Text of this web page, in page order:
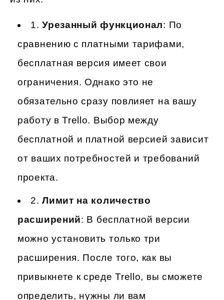
1.Урезанный функционал: По
сравнению с платными тарифами,
бесплатная версия имеет свои
ограничения. Однако это не
обязательно сразу повлияет на вашу
работу в Trello. Выбор между
бесплатной и платной версией зависит
от ваших потребностей и требований
проекта.
2.Лимит на количество
расширений: В бесплатной версии
можно установить только три
расширения. После того, как вы
привыкнете к среде Trello, вы сможете
определить, нужны ли вам